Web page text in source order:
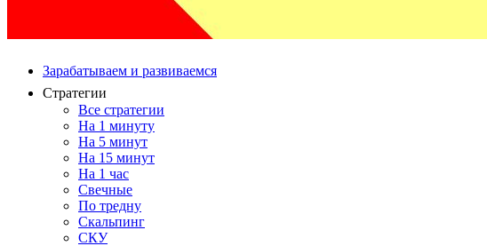
Зарабатываем и развиваемся
Стратегии
Все стратегии
На 1 минуту
На 5 минут
На 15 минут
На 1 час
Свечные
По тредну
Скальпинг
СКУ